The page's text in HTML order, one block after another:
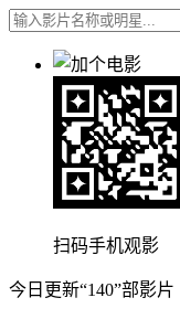
扫码手机观影
今日更新“140”部影片